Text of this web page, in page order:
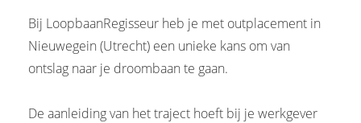
Bij LoopbaanRegisseur heb je met outplacement in
Nieuwegein (Utrecht) een unieke kans om van
ontslag naar je droombaan te gaan.
De aanleiding van het traject hoeft bij je werkgever